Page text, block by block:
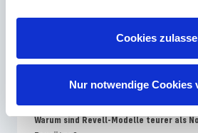
Cookies
Nur notwendige Cookies
Verpackung von der Bauanleitung?
Warum sind Revell-Modelle teurer als